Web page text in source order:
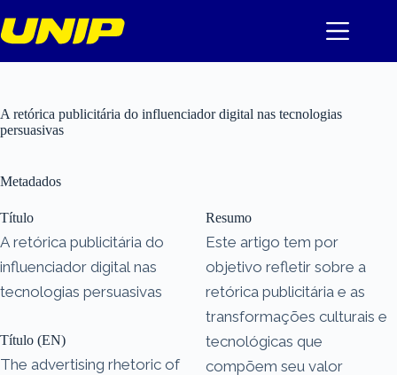
para
o
A retórica publicitária do influenciador digital nas tecnologias
persuasivas
Metadados
Título
A retórica publicitária do
influenciador digital nas
tecnologias persuasivas
Título (EN)
The advertising rhetoric of
Resumo
Este artigo tem por
objetivo refletir sobre a
retórica publicitária e as
transformações culturais e
tecnológicas que
compõem seu valor